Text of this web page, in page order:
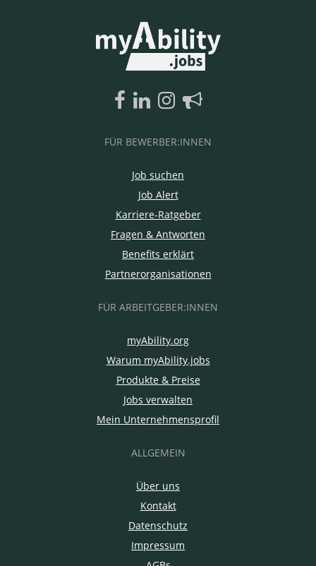
FÜR BEWERBER:INNEN
Job suchen
Job Alert
Karriere-Ratgeber
Fragen & Antworten
Benefits erklärt
Partnerorganisationen
FÜR ARBEITGEBER:INNEN
myAbility.org
Warum myAbility.jobs
Produkte & Preise
Jobs verwalten
Mein Unternehmensprofil
ALLGEMEIN
Über uns
Kontakt
Datenschutz
Impressum